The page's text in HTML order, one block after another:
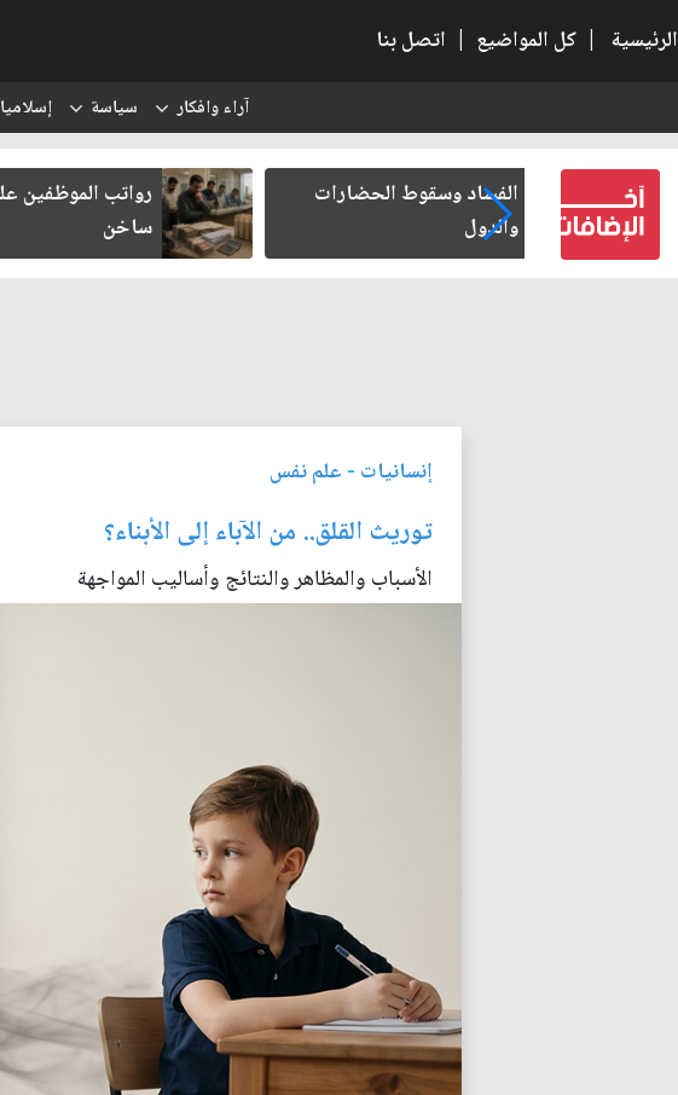
الرئيسية | كل المواضيع | اتصل بنا
آراء وافكار سياسة
الحضارات
رواتب الموظفين على صفيح
هجرة
إنسانيات - علم نفس
توريث القلق.. من الآباء إلى الأبناء؟
الأسباب والمظاهر والنتائج وأساليب المواجهة